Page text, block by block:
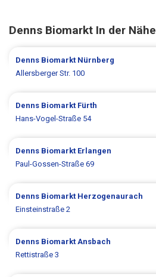
Denns Biomarkt In der Nähe
Denns Biomarkt Nürnberg
Allersberger Str. 100
Denns Biomarkt Fürth
Hans-Vogel-Straße 54
Denns Biomarkt Erlangen
Paul-Gossen-Straße 69
Denns Biomarkt Herzogenaurach
Einsteinstraße 2
Denns BiomarktAnsbach
Rettistraße 3